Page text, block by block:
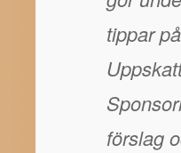
tippar
förslag